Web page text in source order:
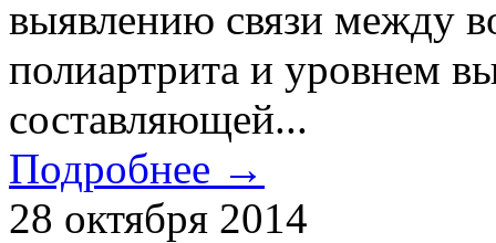
выявлению связи между
полиартрита и уровнем
составляющей...
Подробнее →
28 октября 2014